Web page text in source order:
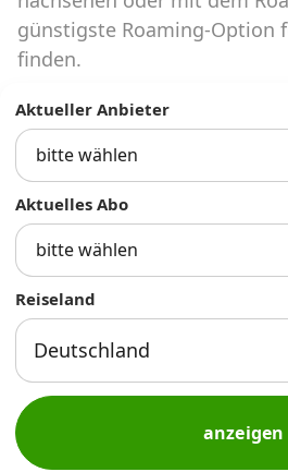
Abos für Tablets,
Watches
Der gute alte
Infos
Mobilfunknetz
Handy-Abo-
Handy-Abo
günstigste Roaming-Option
finden.
Aktueller Anbieter
bitte wählen
Aktuelles Abo
bitte wählen
Reiseland
anzeigen